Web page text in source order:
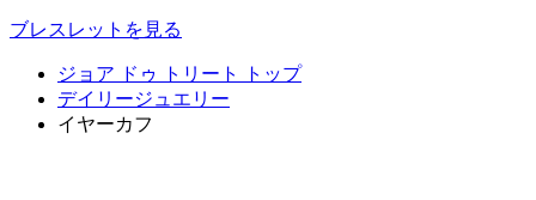
ブレスレットを見る
ジョア ドゥ トリート トップ
デイリージュエリー
イヤーカフ